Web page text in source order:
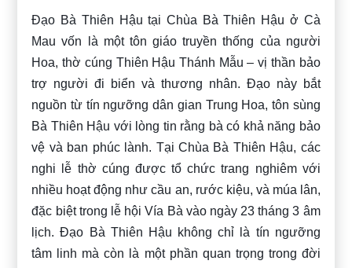
Đạo Bà Thiên Hậu tại Chùa Bà Thiên Hậu ở Cà
Mau vốn là một tôn giáo truyền thống của người
Hoa, thờ cúng Thiên Hậu Thánh Mẫu – vị thần bảo
trợ người đi biển và thương nhân. Đạo này bắt
nguồn từ tín ngưỡng dân gian Trung Hoa, tôn sùng
Bà Thiên Hậu với lòng tin rằng bà có khả năng bảo
vệ và ban phúc lành. Tại Chùa Bà Thiên Hậu, các
nghi lễ thờ cúng được tổ chức trang nghiêm với
nhiều hoạt động như cầu an, rước kiệu, và múa lân,
đặc biệt trong lễ hội Vía Bà vào ngày 23 tháng 3 âm
lịch. Đạo Bà Thiên Hậu không chỉ là tín ngưỡng
tâm linh mà còn là một phần quan trọng trong đời